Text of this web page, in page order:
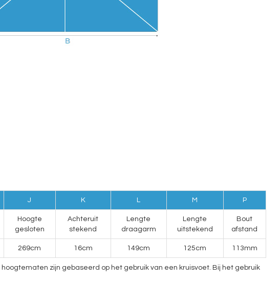
J K L M P
Hoogte
gesloten
Achteruit
stekend
Lengte
draagarm
Lengte
uitstekend
Bout
afstand
269cm 16cm 149cm 125cm 113mm
zijn gebaseerd op het gebruik van een kruisvoet. Bij het gebruik